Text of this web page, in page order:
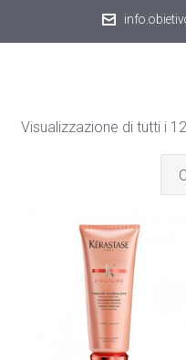
Visualizzazione di tutti i